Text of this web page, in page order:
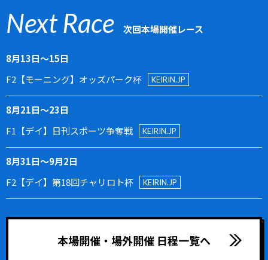
Next Race 次回本場開催レース
8月13日〜15日
F2【モーニング】オッズパーク杯
KEIRIN.JP
8月21日〜23日
F1【デイ】日刊スポーツ争奪戦
KEIRIN.JP
8月31日〜9月2日
F2【デイ】第18回チャリロト杯
KEIRIN.JP
本場開催・場外開催 日程一覧へ